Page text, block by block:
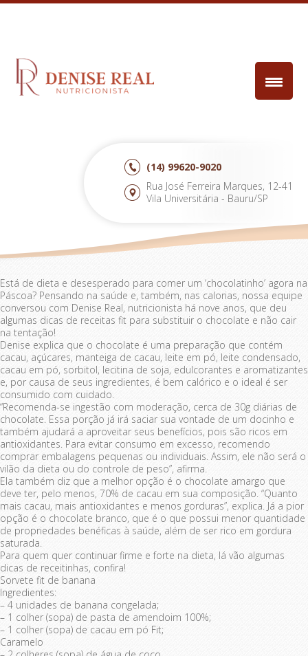
(14) 99620-9020
Rua José Ferreira Marques, 12-41
Vila Universitária - Bauru/SP
Está de dieta e desesperado para comer um ‘chocolatinho’ agora na
Páscoa? Pensando na saúde e, também, nas calorias, nossa equipe
conversou com Denise Real, nutricionista há nove anos, que deu
algumas dicas de receitas fit para substituir o chocolate e não cair
na tentação!
Denise explica que o chocolate é uma preparação que contém
cacau, açúcares, manteiga de cacau, leite em pó, leite condensado,
cacau em pó, sorbitol, lecitina de soja, edulcorantes e aromatizantes
e, por causa de seus ingredientes, é bem calórico e o ideal é ser
consumido com cuidado.
“Recomenda-se ingestão com moderação, cerca de 30g diárias de
chocolate. Essa porção já irá saciar sua vontade de um docinho e
também ajudará a aproveitar seus benefícios, pois são ricos em
antioxidantes. Para evitar consumo em excesso, recomendo
comprar embalagens pequenas ou individuais. Assim, ele não será o
vilão da dieta ou do controle de peso”, afirma.
Ela também diz que a melhor opção é o chocolate amargo que
deve ter, pelo menos, 70% de cacau em sua composição. “Quanto
mais cacau, mais antioxidantes e menos gorduras”, explica. Já a pior
opção é o chocolate branco, que é o que possui menor quantidade
de propriedades benéficas à saúde, além de ser rico em gordura
saturada.
Para quem quer continuar firme e forte na dieta, lá vão algumas
dicas de receitinhas, confira!
Sorvete fit de banana
Ingredientes:
– 4 unidades de banana congelada;
– 1 colher (sopa) de pasta de amendoim 100%;
– 1 colher (sopa) de cacau em pó Fit;
Caramelo